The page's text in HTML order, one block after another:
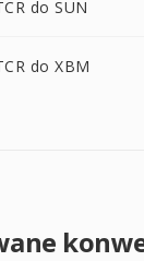
do SUN
do XBM